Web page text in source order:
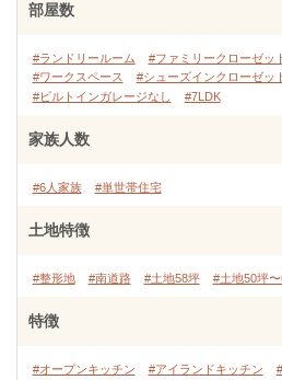
部屋数
#ランドリールーム #ファミリークローゼッ
#ワークスペース
#シューズインクローゼッ
#ビルトインガレージなし
#7LDK
家族人数
#6人家族 #単世帯住宅
土地特徴
#整形地 #南道路 #土地58坪 #土地50坪
特徴
#オープンキッチン #アイランドキッチン